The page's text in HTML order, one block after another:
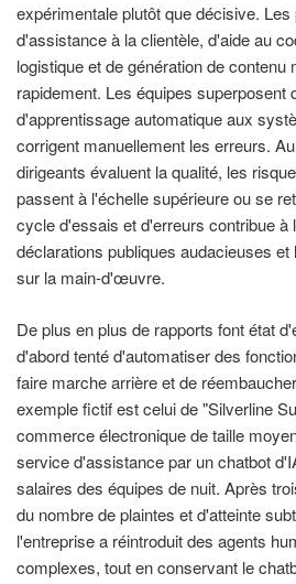
expérimentale plutôt que décisive.
d'assistance à la clientèle, d'aide au
logistique et de génération de contenu
rapidement. Les équipes superposent
d'apprentissage automatique aux
corrigent manuellement les erreurs.
dirigeants évaluent la qualité, les
passent à l'échelle supérieure ou se
cycle d'essais et d'erreurs contribue à
déclarations publiques audacieuses
sur la main-d'œuvre.
De plus en plus de rapports font état
d'abord tenté d'automatiser des
faire marche arrière et de
exemple fictif est celui de "Silverline
commerce électronique de taille
service d'assistance par un chatbot
salaires des équipes de nuit. Après
du nombre de plaintes et d'atteinte
l'entreprise a réintroduit des agents
complexes, tout en conservant le